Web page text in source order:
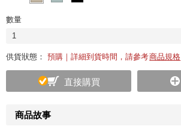
商品故事
數量
1
供貨狀態： 預購｜詳細到貨時間，請參考商品規格
直接購買